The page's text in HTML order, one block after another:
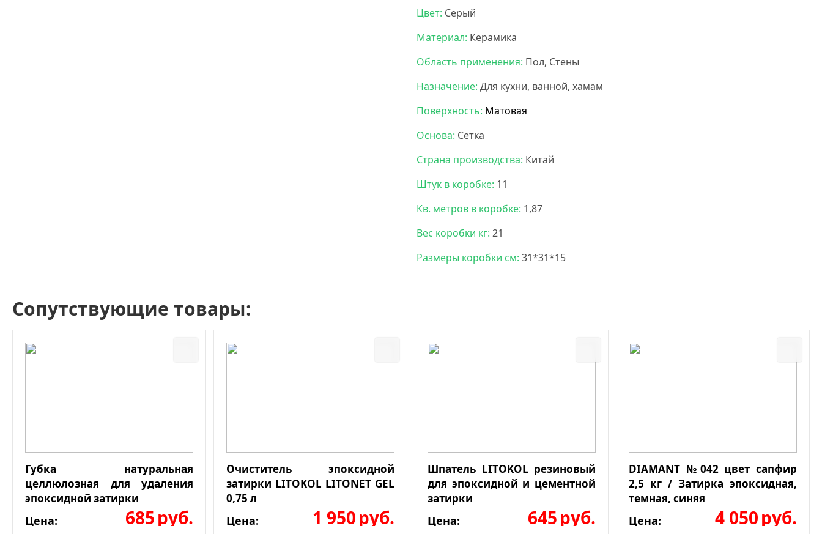
Цвет: Серый
Материал: Керамика
Область применения: Пол, Стены
Назначение: Для кухни, ванной, хамам
Поверхность: Матовая
Основа: Сетка
Страна производства: Китай
Штук в коробке: 11
Кв. метров в коробке: 1,87
Вес коробки кг: 21
Размеры коробки см: 31*31*15
Сопутствующие товары:
Губка натуральная
целлюлозная для удаления
эпоксидной затирки
Цена: 685руб.
Очиститель эпоксидной
затирки LITOKOL LITONET GEL
0,75 л
Цена: 1 950руб.
Шпатель LITOKOL резиновый
для эпоксидной и цементной
затирки
Цена: 645руб.
DIAMANT №042 цвет сапфир
2,5 кг / Затирка эпоксидная,
темная, синяя
Цена: 4 050руб.